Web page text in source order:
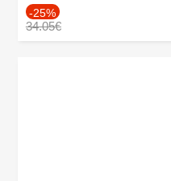
-25%
34.05€